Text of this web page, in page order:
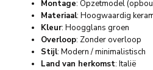
Montage: Opzetmodel
Materiaal: Hoogwaardig
Kleur: Hoogglans groen
Overloop: Zonder overloop
Stijl: Modern / minimalistisch
Land van herkomst: Italië